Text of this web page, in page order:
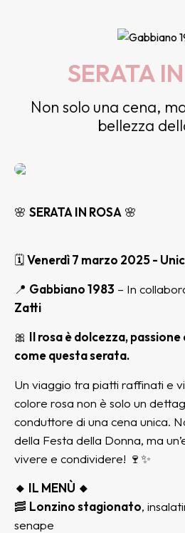
SERATA
Non solo una cena,
bellezza
🌸 SERATA IN ROSA 🌸
🗓Venerdì 7 marzo 2025 -
📍 Gabbiano 1983 – In
Zatti
🎀 Il rosa è dolcezza,
come questa serata.
Un viaggio tra piatti raffinati e
colore rosa non è solo un
conduttore di una cena unica.
della Festa della Donna, ma
vivere e condividere! 🍷✨
🔸 IL MENÙ 🔸
🥓 Lonzino stagionato,
senape